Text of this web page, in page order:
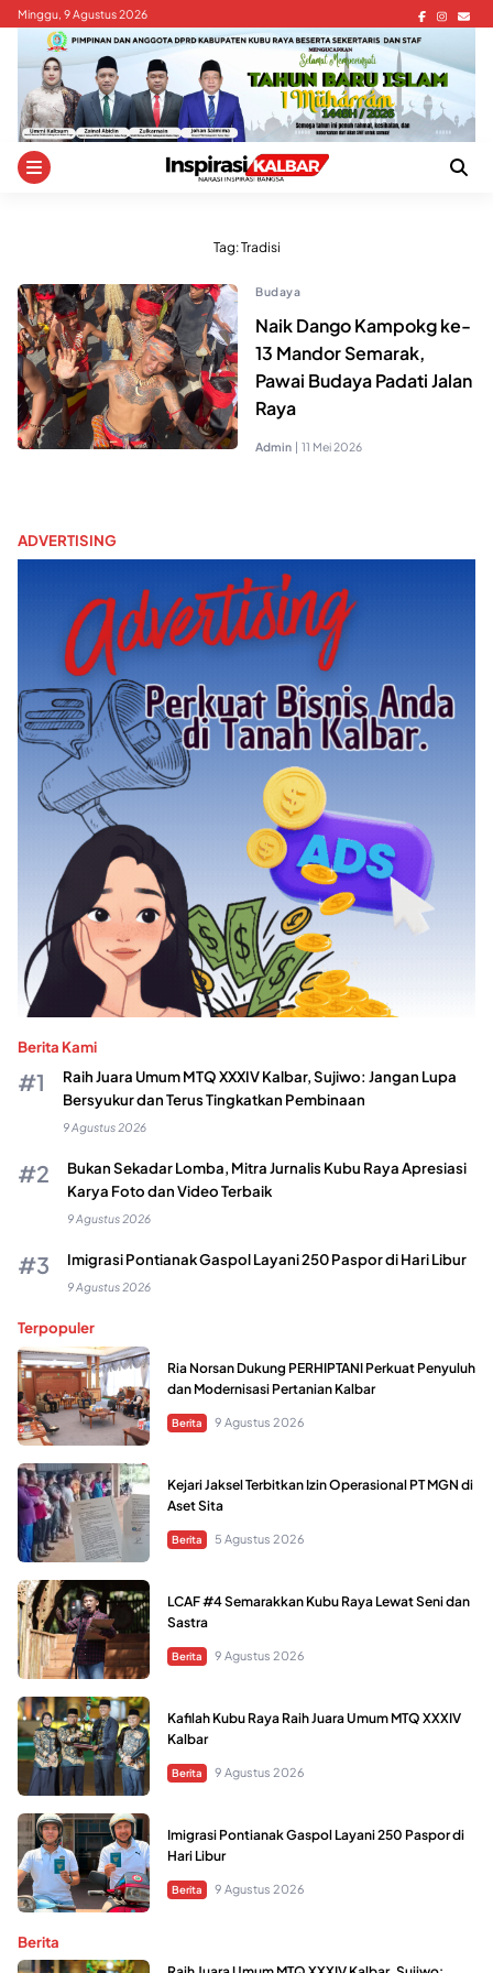
Skip
content
Minggu, 9 Agustus 2026
Tag:Tradisi
Budaya
Naik Dango Kampokg ke-
13 Mandor Semarak,
Pawai Budaya Padati Jalan
Raya
Admin | 11 Mei 2026
ADVERTISING
Berita Kami
Raih Juara Umum MTQ XXXIV Kalbar, Sujiwo: Jangan Lupa
Bersyukur dan Terus Tingkatkan Pembinaan
9 Agustus 2026
Bukan Sekadar Lomba, Mitra Jurnalis Kubu Raya Apresiasi
Karya Foto dan Video Terbaik
9 Agustus 2026
Imigrasi Pontianak Gaspol Layani 250 Paspor di Hari Libur
9 Agustus 2026
Terpopuler
Ria Norsan Dukung PERHIPTANI Perkuat Penyuluh
dan Modernisasi Pertanian Kalbar
Berita 9 Agustus 2026
Kejari Jaksel Terbitkan Izin Operasional PT MGN di
Aset Sita
Berita 5 Agustus 2026
LCAF #4 Semarakkan Kubu Raya Lewat Seni dan
Sastra
Berita 9 Agustus 2026
Kafilah Kubu Raya Raih Juara Umum MTQ XXXIV
Kalbar
Berita 9 Agustus 2026
Imigrasi Pontianak Gaspol Layani 250 Paspor di
Hari Libur
Berita 9 Agustus 2026
Berita